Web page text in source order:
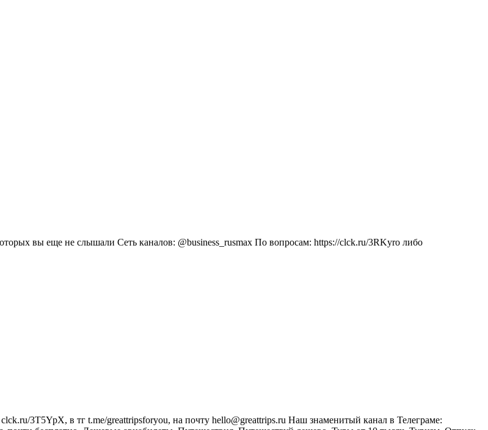
вы еще не слышали Сеть каналов: @business_rusmax По вопросам: https://clck.ru/3RKyro либо
3T5YpX, в тг t.me/greattripsforyou, на почту hello@greattrips.ru Наш знаменитый канал в Телеграме: